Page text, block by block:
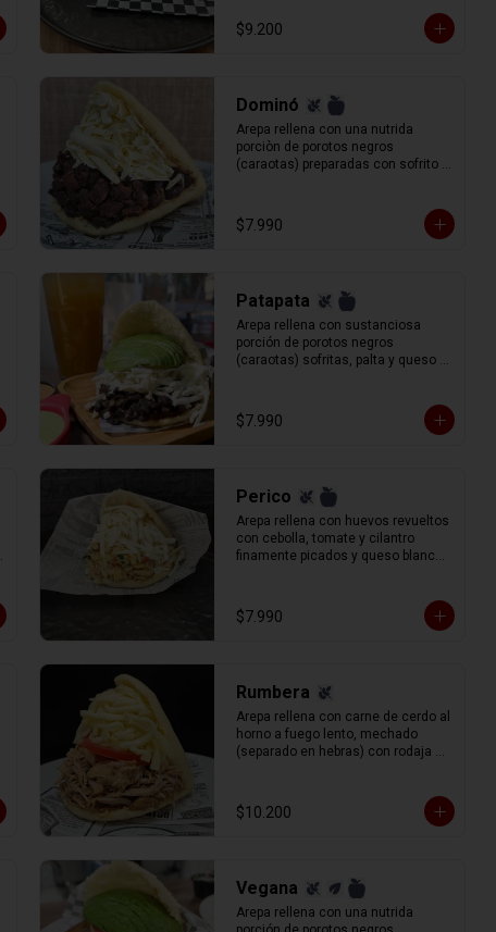
$9.200
Dominó
Arepa rellena con una nutrida
porciòn de porotos negros
(caraotas) preparadas con sofrito
$7.990
Patapata
Arepa rellena con sustanciosa
porción de porotos negros
(caraotas) sofritas, palta y queso
$7.990
Perico
Arepa rellena con huevos revueltos
con cebolla, tomate y cilantro
finamente picados y queso blanco
$7.990
Rumbera
Arepa rellena con carne de cerdo al
horno a fuego lento, mechado
(separado en hebras) con rodaja de
$10.200
Vegana
Arepa rellena con una nutrida